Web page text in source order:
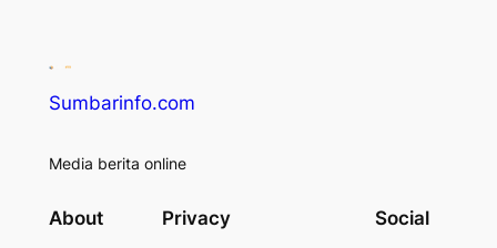
Sumbarinfo.com
Media berita online
About Privacy Social